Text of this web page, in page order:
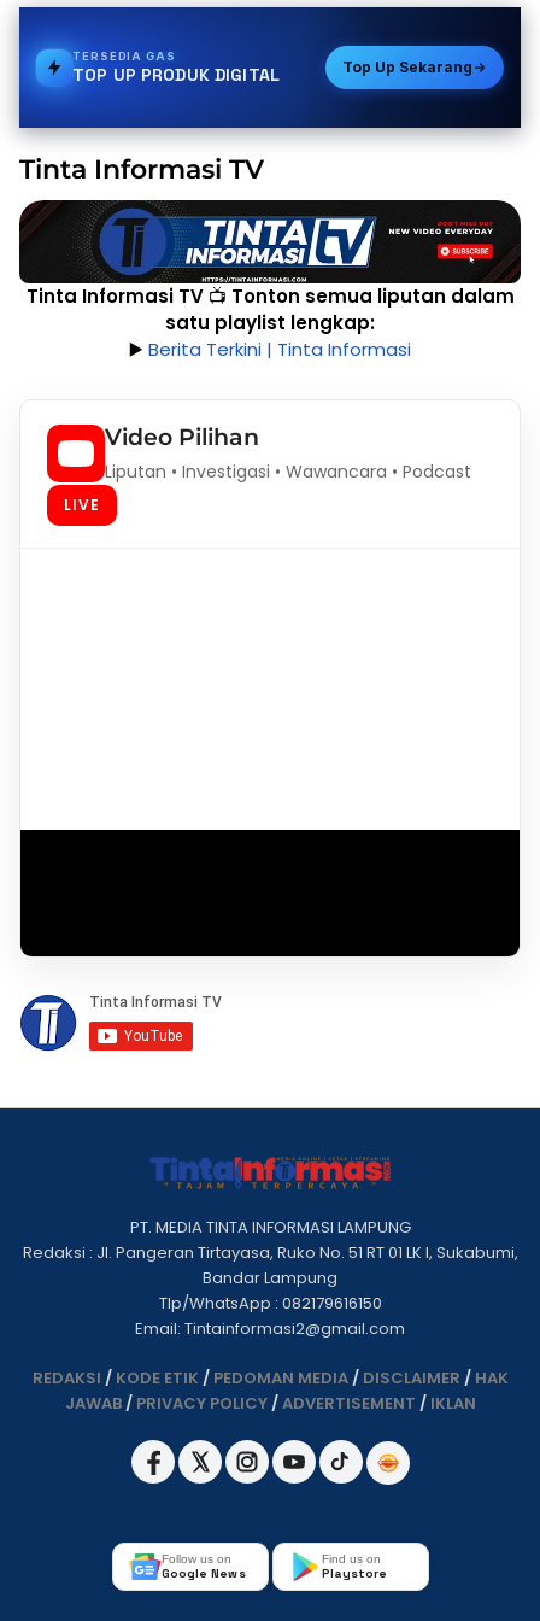
TERSEDIAGAS
TOP UP PRODUK DIGITAL Top Up Sekarang
Tinta Informasi TV
Tinta Informasi TV📺 Tonton semua liputan dalam
satu playlist lengkap:
▶️ Berita Terkini | Tinta Informasi
Video Pilihan
Liputan • Investigasi • Wawancara • Podcast
LIVE
PT. MEDIA TINTA INFORMASI LAMPUNG
Redaksi : Jl. Pangeran Tirtayasa, Ruko No. 51 RT 01 LK I, Sukabumi,
Bandar Lampung
Tlp/WhatsApp : 082179616150
Email: Tintainformasi2@gmail.com
REDAKSI / KODE ETIK / PEDOMAN MEDIA/ DISCLAIMER / HAK
JAWAB/ PRIVACY POLICY/ADVERTISEMENT / IKLAN
Follow us on
Google News
Find us on
Playstore